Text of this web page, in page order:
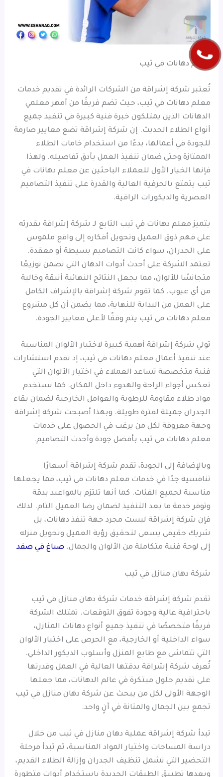
معلم دهانات في ثيب
تُعتبر شركة إشراقة من الشركات الرائدة في تقديم خدمات
معلم دهانات في ثيب، حيث تضم فريقًا من أمهر معلمي
الدهانات الذين يمتلكون خبرة فنية كبيرة في تنفيذ جميع
أنواع الطلاء الحديث. إن شركة إشراقة تضع معايير صارمة
للجودة في أعمالها، بدءًا من استخدام خامات الطلاء
الممتازة وحتى ضمان تنفيذ العمل بأدق تفاصيله. ولهذا
فإنها الخيار الأول للعملاء الباحثين عن معلم دهانات في
ثيب يتمتع بالحرفية العالية والقدرة على تنفيذ التصاميم
العصرية والديكورات الراقية.
يتميز معلم دهانات في ثيب التابع لـ شركة إشراقة بقدرته
على فهم ذوق العميل وتحويل أفكاره إلى واقع ملموس
على الجدران، سواء كانت التصاميم بسيطة أو معقدة.
تعتمد الشركة على أحدث أدوات الدهان التي تضمن توزيعًا
متجانسًا للألوان، مما يجعل النتائج النهائية أنيقة وخالية
من أي عيوب. كما تقوم شركة إشراقة بالإشراف الكامل
على العمل من البداية للنهاية، مما يضمن أن كل مشروع
معلم دهانات في ثيب يتم وفقًا لأعلى معايير الجودة.
تولي شركة إشراقة أهمية كبيرة لاختيار الألوان المناسبة
عند تنفيذ أعمال معلم دهانات في ثيب، إذ تقدم استشارات
فنية متخصصة تساعد العملاء في اختيار الألوان التي
تعكس أجواء الراحة والهدوء داخل المكان. كما تستخدم
مواد طلاء مقاومة للرطوبة والعوامل الخارجية لضمان بقاء
الجدران جميلة لفترة طويلة. وبهذا أصبحت شركة إشراقة
وجهة معروفة لكل من يرغب في الحصول على خدمات
معلم دهانات في ثيب بأفضل جودة وأحدث التصاميم.
وبالإضافة إلى الجودة، تقدم شركة إشراقة أسعارًا
تنافسية جدًا في خدمات معلم دهانات في ثيب، مما يجعلها
مناسبة لجميع الفئات. كما أنها تلتزم بالمواعيد بدقة
وتوفر خدمة ما بعد التنفيذ لضمان رضا العميل التام. لذلك
فإن شركة إشراقة ليست مجرد جهة تنفذ دهانات، بل
شريك حقيقي يسعى لتحقيق رؤية العميل وتحويل منزله
إلى لوحة فنية متكاملة من الألوان والجمال. صباغ في صفد
شركة دهان منازل في ثيب
تقدم شركة إشراقة خدمات شركة دهان منازل في ثيب
باحترافية عالية وجودة تفوق التوقعات. تمتلك الشركة
فريقًا متخصصًا في تنفيذ جميع أنواع دهانات المنازل،
سواء الداخلية أو الخارجية، مع الحرص على اختيار الألوان
التي تتماشى مع طابع المنزل وأسلوب الديكور الداخلي.
تُعرف شركة إشراقة بدقتها العالية في العمل وقدرتها
على تقديم حلول مبتكرة في عالم الدهانات، مما جعلها
الوجهة الأولى لكل من يبحث عن شركة دهان منازل في ثيب
تجمع بين الجمال والمتانة في آنٍ واحد.
تبدأ شركة إشراقة عملية دهان منازل في ثيب من خلال
دراسة المساحات واختيار المواد المناسبة، ثم تبدأ مرحلة
التحضير التي تشمل تنظيف الجدران وإزالة الطلاء القديم،
وبعدها تطبيق الطبقات الجديدة باستخدام أدوات متطورة